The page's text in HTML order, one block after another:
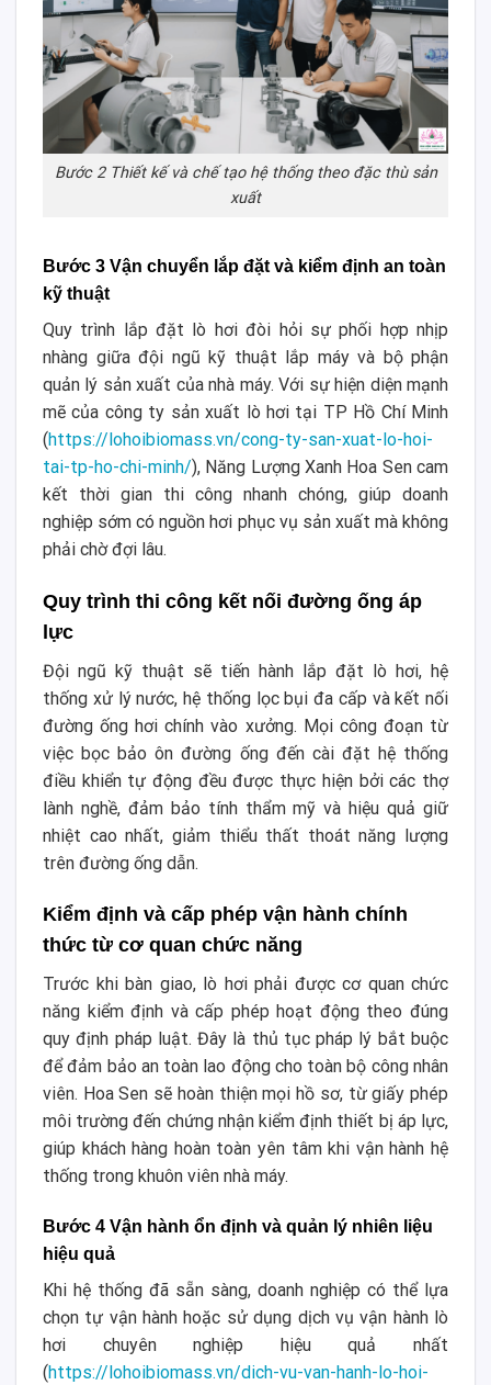
Bước 2 Thiết kế và chế tạo hệ thống theo đặc thù sản
xuất
Bước 3 Vận chuyển lắp đặt và kiểm định an toàn
kỹ thuật
Quy trình lắp đặt lò hơi đòi hỏi sự phối hợp nhịp
nhàng giữa đội ngũ kỹ thuật lắp máy và bộ phận
quản lý sản xuất của nhà máy. Với sự hiện diện mạnh
mẽ của công ty sản xuất lò hơi tại TP Hồ Chí Minh
(https://lohoibiomass.vn/cong-ty-san-xuat-lo-hoi-
tai-tp-ho-chi-minh/), Năng Lượng Xanh Hoa Sen cam
kết thời gian thi công nhanh chóng, giúp doanh
nghiệp sớm có nguồn hơi phục vụ sản xuất mà không
phải chờ đợi lâu.
Quy trình thi công kết nối đường ống áp
lực
Đội ngũ kỹ thuật sẽ tiến hành lắp đặt lò hơi, hệ
thống xử lý nước, hệ thống lọc bụi đa cấp và kết nối
đường ống hơi chính vào xưởng. Mọi công đoạn từ
việc bọc bảo ôn đường ống đến cài đặt hệ thống
điều khiển tự động đều được thực hiện bởi các thợ
lành nghề, đảm bảo tính thẩm mỹ và hiệu quả giữ
nhiệt cao nhất, giảm thiểu thất thoát năng lượng
trên đường ống dẫn.
Kiểm định và cấp phép vận hành chính
thức từ cơ quan chức năng
Trước khi bàn giao, lò hơi phải được cơ quan chức
năng kiểm định và cấp phép hoạt động theo đúng
quy định pháp luật. Đây là thủ tục pháp lý bắt buộc
để đảm bảo an toàn lao động cho toàn bộ công nhân
viên. Hoa Sen sẽ hoàn thiện mọi hồ sơ, từ giấy phép
môi trường đến chứng nhận kiểm định thiết bị áp lực,
giúp khách hàng hoàn toàn yên tâm khi vận hành hệ
thống trong khuôn viên nhà máy.
Bước 4 Vận hành ổn định và quản lý nhiên liệu
hiệu quả
Khi hệ thống đã sẵn sàng, doanh nghiệp có thể lựa
chọn tự vận hành hoặc sử dụng dịch vụ vận hành lò
hơi chuyên nghiệp hiệu quả nhất
(https://lohoibiomass.vn/dich-vu-van-hanh-lo-hoi-